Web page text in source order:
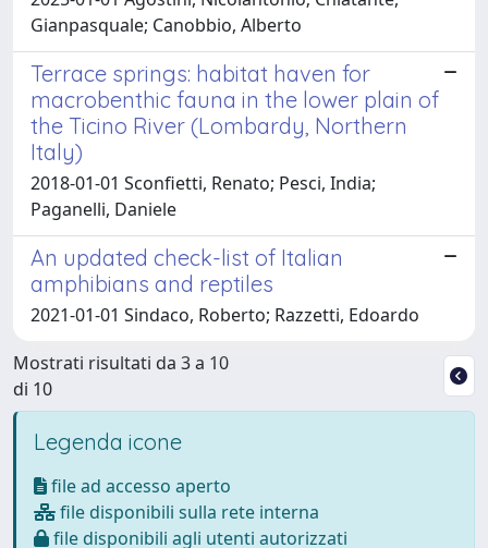
Gianpasquale; Canobbio, Alberto
Terrace springs: habitat haven for
macrobenthic fauna in the lower plain of
the Ticino River (Lombardy, Northern
Italy)
2018-01-01 Sconfietti, Renato; Pesci, India;
Paganelli, Daniele
An updated check-list of Italian
amphibians and reptiles
2021-01-01 Sindaco, Roberto; Razzetti, Edoardo
Mostrati risultati da 3 a 10
di 10
Legenda icone
file ad accesso aperto
file disponibili sulla rete interna
file disponibili agli utenti autorizzati